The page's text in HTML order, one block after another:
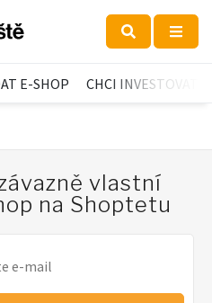
E-SHOP CHCI INVESTOVAT
vlastní
na Shoptetu